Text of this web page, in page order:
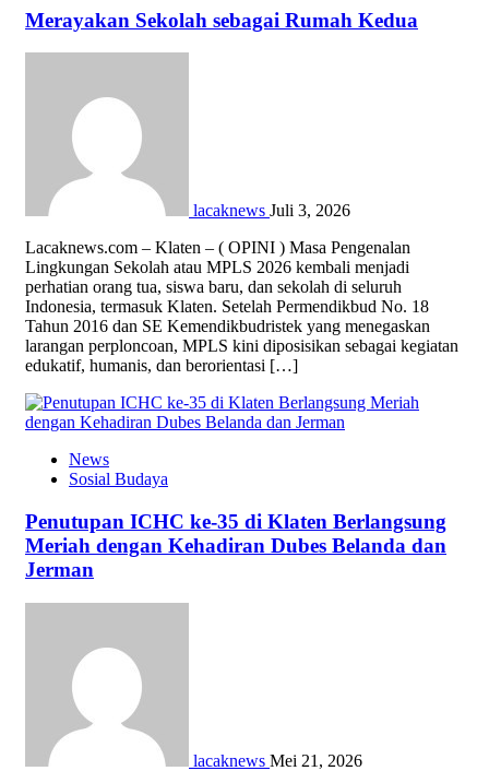
Merayakan Sekolah sebagai Rumah Kedua
lacaknews Juli 3, 2026
Lacaknews.com – Klaten – ( OPINI ) Masa Pengenalan
Lingkungan Sekolah atau MPLS 2026 kembali menjadi
perhatian orang tua, siswa baru, dan sekolah di seluruh
Indonesia, termasuk Klaten. Setelah Permendikbud No. 18
Tahun 2016 dan SE Kemendikbudristek yang menegaskan
larangan perploncoan, MPLS kini diposisikan sebagai kegiatan
edukatif, humanis, dan berorientasi […]
News
Sosial Budaya
Penutupan ICHC ke-35 di Klaten Berlangsung
Meriah dengan Kehadiran Dubes Belanda dan
Jerman
lacaknews Mei 21, 2026